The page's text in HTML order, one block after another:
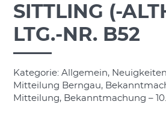
SITTLING (-
LTG.-NR. B52
Kategorie: Allgemein,
Mitteilung Berngau,
Mitteilung, Bekanntmachung –